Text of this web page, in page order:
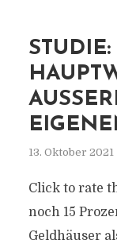
13. Oktober 2021
Click to rate
noch 15
Geldhäuser